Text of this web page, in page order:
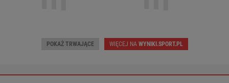
POKAŻ TRWAJĄCE WIĘCEJ NA WYNIKI.SPORT.PL